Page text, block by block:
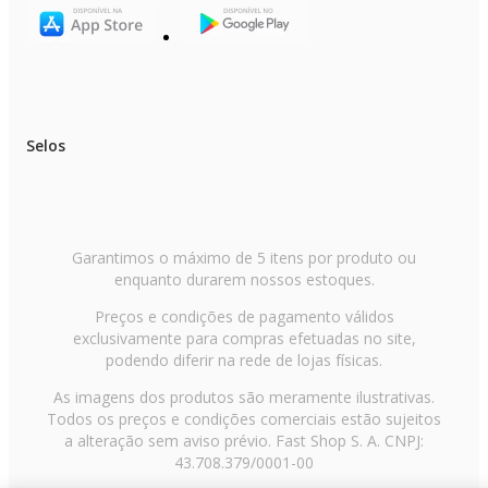
Outras Informações
Origem: Nacional
Selos
Garantimos o máximo de 5 itens por produto ou
enquanto durarem nossos estoques.
Preços e condições de pagamento válidos
exclusivamente para compras efetuadas no site,
podendo diferir na rede de lojas físicas.
As imagens dos produtos são meramente ilustrativas.
Todos os preços e condições comerciais estão sujeitos
a alteração sem aviso prévio. Fast Shop S. A. CNPJ:
43.708.379/0001-00